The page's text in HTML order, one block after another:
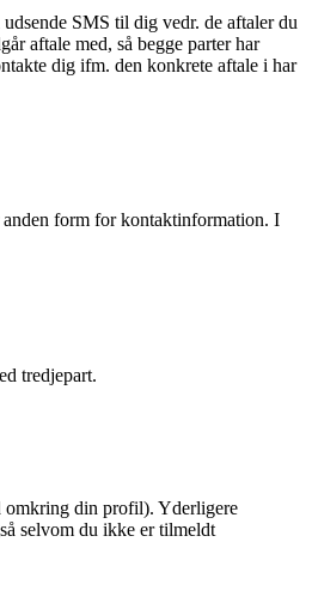
SMS til dig vedr. de aftaler du
aftale med, så begge parter har
dig ifm. den konkrete aftale i har
anden form for kontaktinformation. I
tredjepart.
omkring din profil). Yderligere
selvom du ikke er tilmeldt